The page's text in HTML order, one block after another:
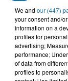
We and our (447)
your consent and/
information on a
profiles for
advertising;
performance;
of data from
profiles to